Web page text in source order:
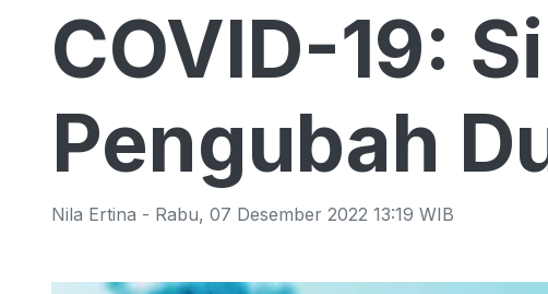
COVID-19:
Pengubah
Nila Ertina - Rabu, 07 Desember 2022 13:19 WIB